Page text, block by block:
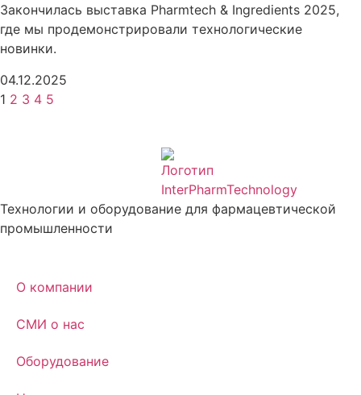
Закончилась выставка Pharmtech & Ingredients 2025,
где мы продемонстрировали технологические
новинки.
04.12.2025
1 2 3 4 5
Технологии и оборудование для фармацевтической
промышленности
О компании
СМИ о нас
Оборудование